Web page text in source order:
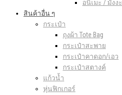
อนิเมะ / มังงะ
สินค้าอื่น ๆ
กระเป๋า
ถุงผ้า Tote Bag
กระเป๋าสะพาย
กระเป๋าคาดอก/เอว
กระเป๋าสตางค์
แก้วน้ำ
หุ่นฟิกเกอร์